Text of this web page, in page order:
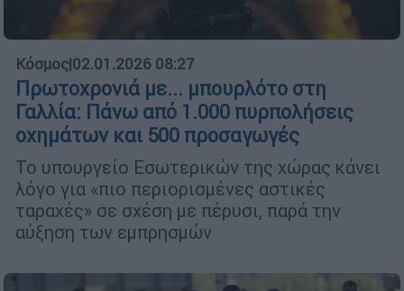
Κόσμος|02.01.2026 08:27
Πρωτοχρονιά με... μπουρλότο στη
Γαλλία: Πάνω από 1.000 πυρπολήσεις
οχημάτων και 500 προσαγωγές
Το υπουργείο Εσωτερικών της χώρας κάνει
λόγο για «πιο περιορισμένες αστικές
ταραχές» σε σχέση με πέρυσι, παρά την
αύξηση των εμπρησμών